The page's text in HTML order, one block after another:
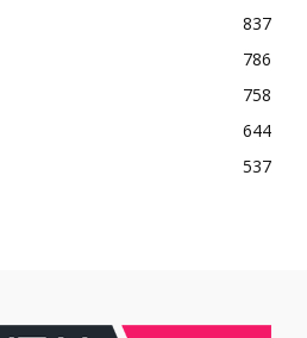
837
786
758
644
537